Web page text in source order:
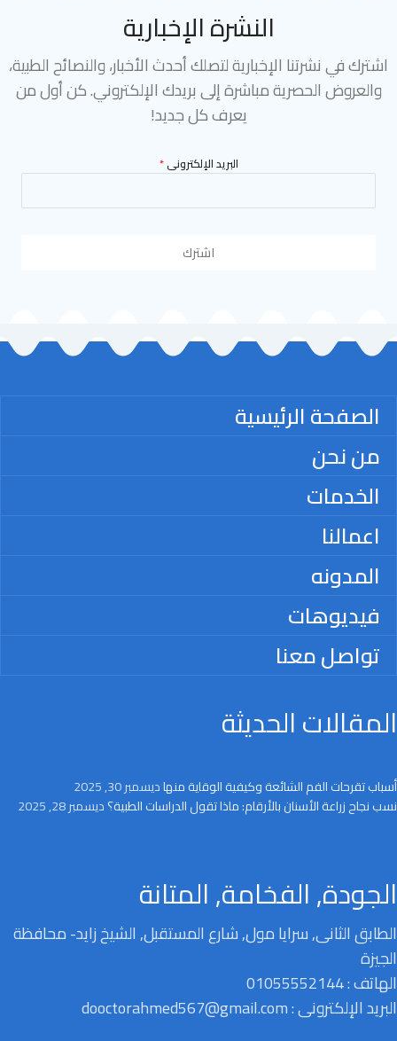
النشرة الإخبارية
اشترك في نشرتنا الإخبارية لتصلك أحدث الأخبار، والنصائح الطبية،
والعروض الحصرية مباشرة إلى بريدك الإلكتروني. كن أول من
يعرف كل جديد!
البريد الإلكترونى*
اشترك
الصفحة الرئيسية
من نحن
الخدمات
اعمالنا
المدونه
فيديوهات
تواصل معنا
المقالات الحديثة
أسباب تقرحات الفم الشائعة وكيفية الوقاية منهاديسمبر 30, 2025
نسب نجاح زراعة الأسنان بالأرقام: ماذا تقول الدراسات الطبية؟ديسمبر 28, 2025
الجودة, الفخامة, المتانة
الطابق الثانى, سرايا مول, شارع المستقبل, الشيخ زايد- محافظة
الجيزة
الهاتف : 01055552144
البريد الإلكترونى : dooctorahmed567@gmail.com